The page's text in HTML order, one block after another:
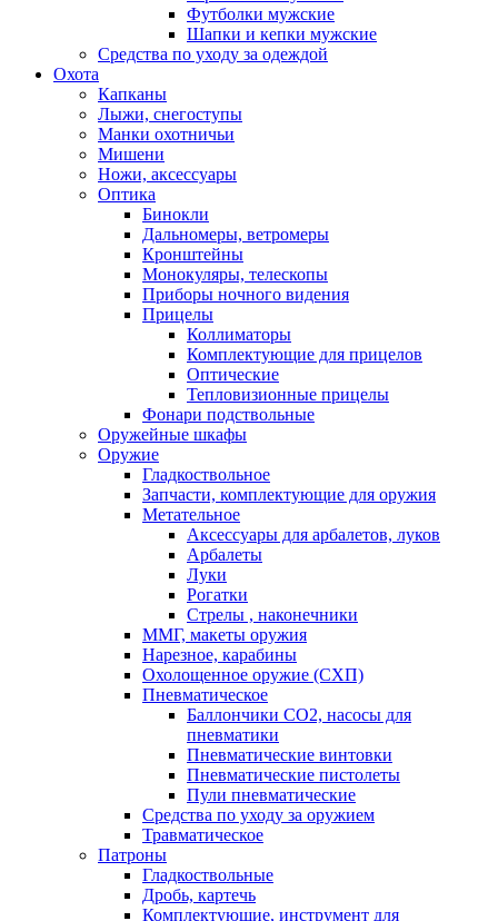
Футболки мужские
Шапки и кепки мужские
Средства по уходу за одеждой
Охота
Капканы
Лыжи, снегоступы
Манки охотничьи
Мишени
Ножи, аксессуары
Оптика
Бинокли
Дальномеры, ветромеры
Кронштейны
Монокуляры, телескопы
Приборы ночного видения
Прицелы
Коллиматоры
Комплектующие для прицелов
Оптические
Тепловизионные прицелы
Фонари подствольные
Оружейные шкафы
Оружие
Гладкоствольное
Запчасти, комплектующие для оружия
Метательное
Аксессуары для арбалетов, луков
Арбалеты
Луки
Рогатки
Стрелы , наконечники
ММГ, макеты оружия
Нарезное, карабины
Охолощенное оружие (СХП)
Пневматическое
Баллончики СО2, насосы для
пневматики
Пневматические винтовки
Пневматические пистолеты
Пули пневматические
Средства по уходу за оружием
Травматическое
Патроны
Гладкоствольные
Дробь, картечь
Комплектующие, инструмент для